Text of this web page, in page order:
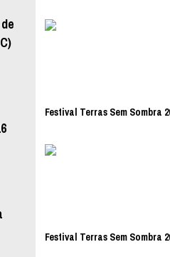
Festival Terras Sem Sombra
Festival Terras Sem Sombra